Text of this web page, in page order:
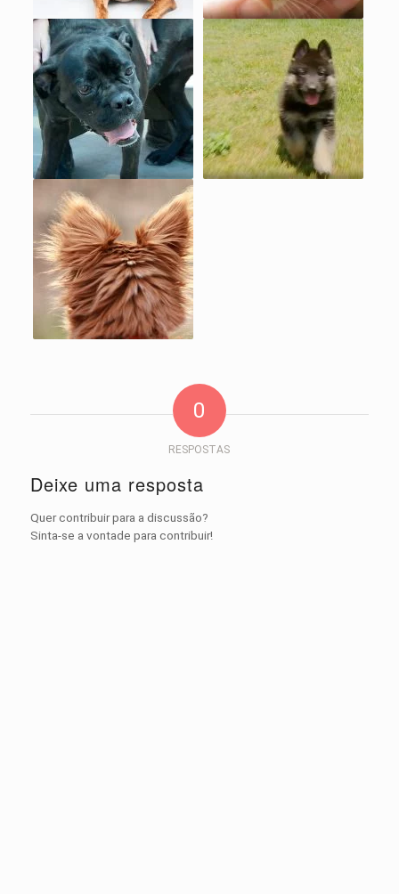
0
RESPOSTAS
Deixe uma resposta
Quer contribuir para a discussão?
Sinta-se a vontade para contribuir!